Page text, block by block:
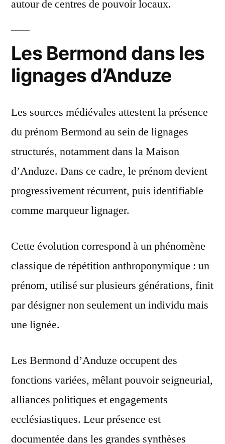
autour de centres de pouvoir locaux.
Les Bermond dans les
lignages d’Anduze
Les sources médiévales attestent la présence
du prénom Bermond au sein de lignages
structurés, notamment dans la Maison
d’Anduze. Dans ce cadre, le prénom devient
progressivement récurrent, puis identifiable
comme marqueur lignager.
Cette évolution correspond à un phénomène
classique de répétition anthroponymique : un
prénom, utilisé sur plusieurs générations, finit
par désigner non seulement un individu mais
une lignée.
Les Bermond d’Anduze occupent des
fonctions variées, mêlant pouvoir seigneurial,
alliances politiques et engagements
ecclésiastiques. Leur présence est
documentée dans les grandes synthèses